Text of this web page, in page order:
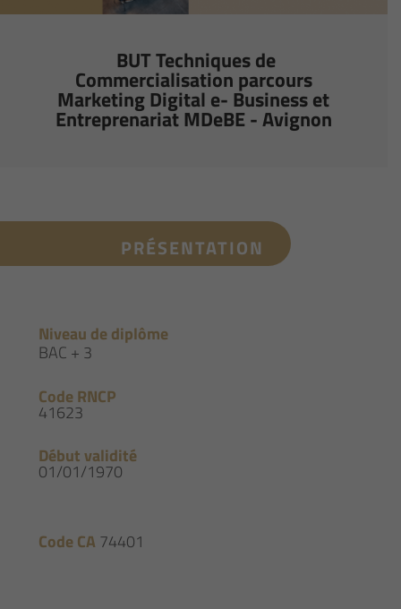
BUT Techniques de
Commercialisation parcours
Marketing Digital e- Business et
Entreprenariat MDeBE - Avignon
PRÉSENTATION
Niveau de diplôme
BAC + 3
Code RNCP
41623
Début validité
01/01/1970
Code CA 74401